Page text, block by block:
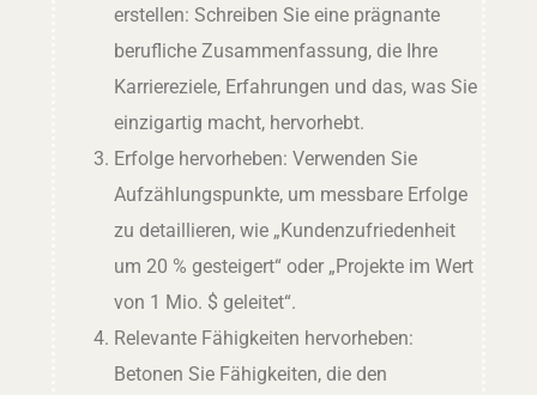
erstellen: Schreiben Sie eine prägnante
berufliche Zusammenfassung, die Ihre
Karriereziele, Erfahrungen und das, was Sie
einzigartig macht, hervorhebt.
Erfolge hervorheben: Verwenden Sie
Aufzählungspunkte, um messbare Erfolge
zu detaillieren, wie „Kundenzufriedenheit
um 20 % gesteigert“ oder „Projekte im Wert
von 1 Mio. $ geleitet“.
Relevante Fähigkeiten hervorheben:
Betonen Sie Fähigkeiten, die den